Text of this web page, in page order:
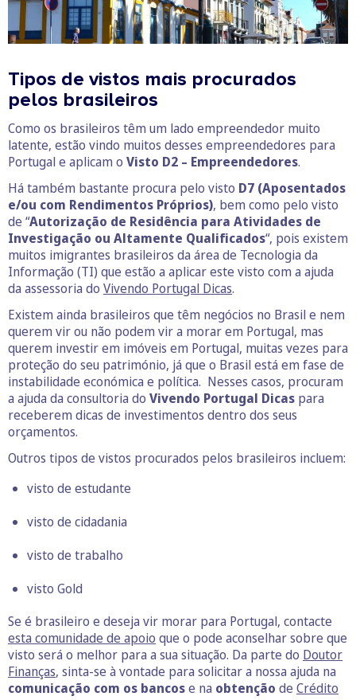
Tipos de vistos mais procurados
pelos brasileiros
Como os brasileiros têm um lado empreendedor muito
latente, estão vindo muitos desses empreendedores para
Portugal e aplicam o Visto D2 – Empreendedores.
Há também bastante procura pelo visto D7 (Aposentados
e/ou com Rendimentos Próprios), bem como pelo visto
de “Autorização de Residência para Atividades de
Investigação ou Altamente Qualificados“, pois existem
muitos imigrantes brasileiros da área de Tecnologia da
Informação (TI) que estão a aplicar este visto com a ajuda
da assessoria do Vivendo Portugal Dicas.
Existem ainda brasileiros que têm negócios no Brasil e nem
querem vir ou não podem vir a morar em Portugal, mas
querem investir em imóveis em Portugal, muitas vezes para
proteção do seu património, já que o Brasil está em fase de
instabilidade económica e política. Nesses casos, procuram
a ajuda da consultoria do Vivendo Portugal Dicas para
receberem dicas de investimentos dentro dos seus
orçamentos.
Outros tipos de vistos procurados pelos brasileiros incluem:
visto de estudante
visto de cidadania
visto de trabalho
visto Gold
Se é brasileiro e deseja vir morar para Portugal, contacte
esta comunidade de apoio que o pode aconselhar sobre que
visto será o melhor para a sua situação. Da parte do Doutor
Finanças, sinta-se à vontade para solicitar a nossa ajuda na
comunicação com os bancose na obtenção de Crédito